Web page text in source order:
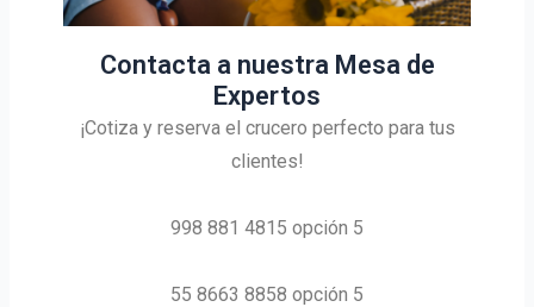
Contacta a nuestra Mesa de
Expertos
¡Cotiza y reserva el crucero perfecto para tus
clientes!
998 881 4815 opción 5
55 8663 8858 opción 5